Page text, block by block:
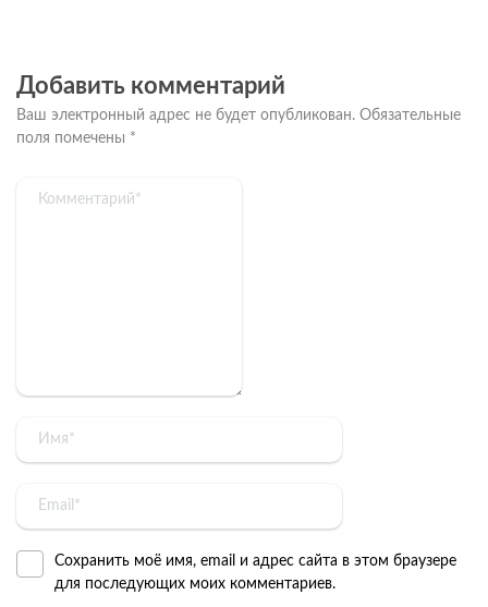
Добавить комментарий
Ваш электронный адрес не будет опубликован. Обязательные
поля помечены *
Сохранить моё имя, email и адрес сайта в этом браузере
для последующих моих комментариев.